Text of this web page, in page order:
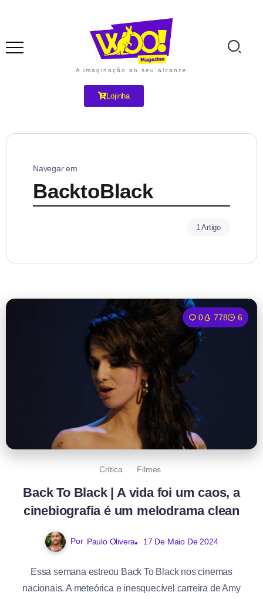
A imaginação ao seu alcance
Lojinha
Navegar em
BacktoBlack
1 Artigo
0 778 6
Crítica Filmes
Back To Black | A vida foi um caos, a
cinebiografia é um melodrama clean
Por Paulo Olivera 17 De Maio De 2024
Essa semana estreou Back To Black nos cinemas
nacionais. A meteórica e inesquecível carreira de Amy